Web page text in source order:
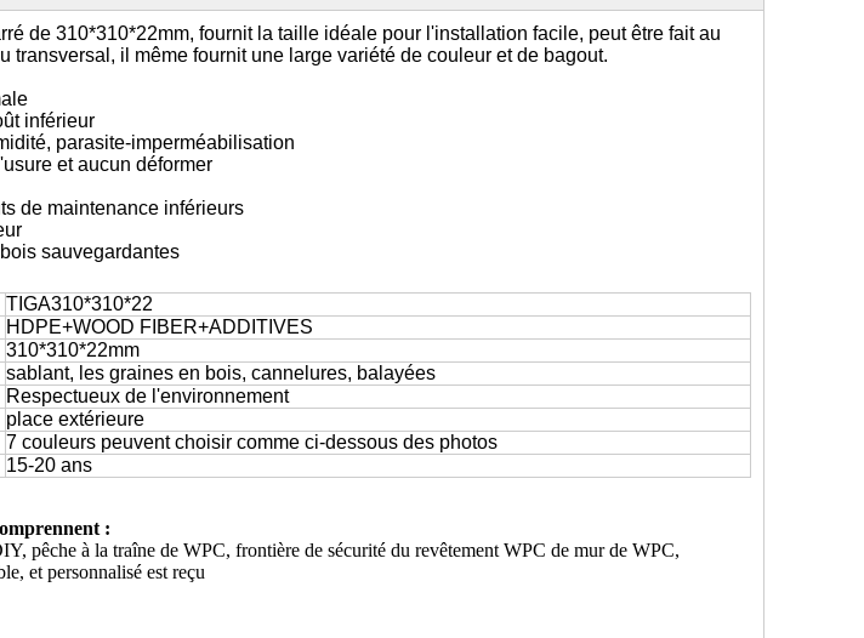
de 310*310*22mm, fournit la taille idéale pour l'installation facile, peut être fait au
transversal, il même fournit une large variété de couleur et de bagout.
inférieur
parasite-imperméabilisation
et aucun déformer
de maintenance inférieurs
sauvegardantes
TIGA310*310*22
HDPE+WOOD FIBER+ADDITIVES
310*310*22mm
sablant, les graines en bois, cannelures, balayées
Respectueux de l'environnement
place extérieure
7 couleurs peuvent choisir comme ci-dessous des photos
15-20 ans
:
pêche à la traîne de WPC, frontière de sécurité du revêtement WPC de mur de WPC,
et personnalisé est reçu